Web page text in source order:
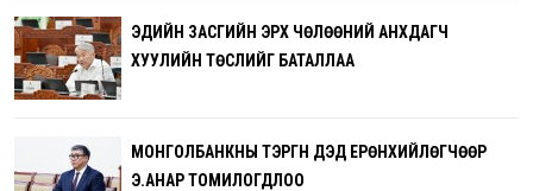
ЭДИЙН ЗАСГИЙН ЭРХ ЧӨЛӨӨНИЙ АНХДАГЧ
ХУУЛИЙН ТӨСЛИЙГ БАТАЛЛАА
МОНГОЛБАНКНЫ ТЭРГҮҮН ДЭД ЕРӨНХИЙЛӨГЧӨӨР
Э.АНАР ТОМИЛОГДЛОО